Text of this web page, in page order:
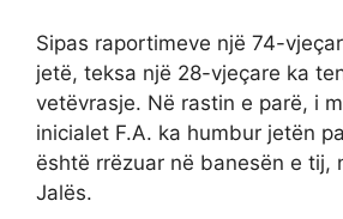
Sipas raportimeve një 74-
jetë, teksa një 28-vjeçare ka
vetëvrasje. Në rastin e parë, i
inicialet F.A. ka humbur jetën
është rrëzuar në banesën e tij,
Jalës.